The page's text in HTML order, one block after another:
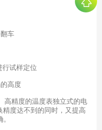
车
行试样定位
高度
高精度的温度表独立式的电
度达不到的同时，又提高